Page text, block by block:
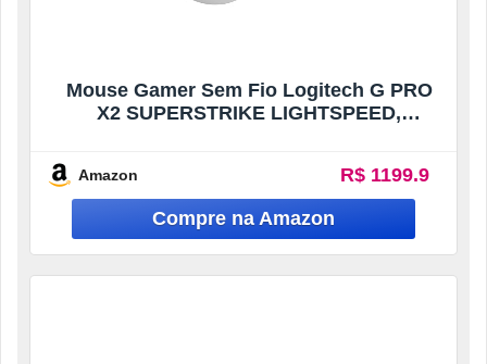
Mouse Gamer Sem Fio Logitech G PRO
X2 SUPERSTRIKE LIGHTSPEED,
Carregamento USB-C – para
PC/Mac/Notebook
Amazon R$ 1199.9